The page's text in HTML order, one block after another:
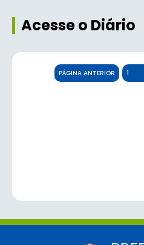
Acesse o Diário
PÁGINA ANTERIOR